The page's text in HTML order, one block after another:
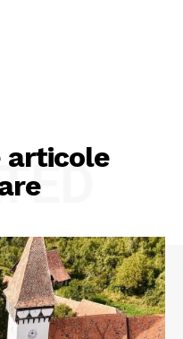
articole